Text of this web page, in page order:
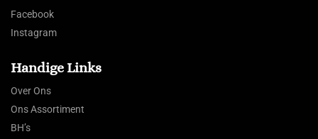
Facebook
Instagram
Handige Links
Over Ons
Ons Assortiment
BH’s